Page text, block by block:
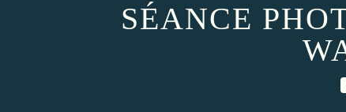
SÉANCE